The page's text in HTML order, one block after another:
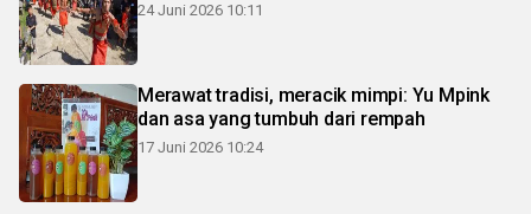
24 Juni 2026 10:11
Merawat tradisi, meracik mimpi: Yu Mpink
dan asa yang tumbuh dari rempah
17 Juni 2026 10:24